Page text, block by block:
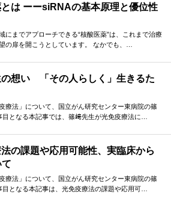
は ーーsiRNAの基本原理と優位性
にまでアプローチできる“核酸医薬”は、これまで治療
の扉を開こうとしています。 なかでも、…
の想い 「その人らしく」生きるた
療法」について、国立がん研究センター東病院の篠
となる本記事では、篠﨑先生が光免疫療法に…
の課題や応用可能性、実臨床から
療法」について、国立がん研究センター東病院の篠
となる本記事は、光免疫療法の課題や応用可…